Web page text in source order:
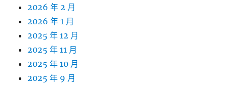
2026 年 2 月
2026 年 1 月
2025 年 12 月
2025 年 11 月
2025 年 10 月
2025 年 9 月